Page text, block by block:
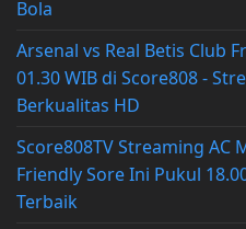
Bola
Arsenal vs Real Betis Club
01.30 WIB di Score808 -
Berkualitas HD
Score808TV Streaming AC
Friendly Sore Ini Pukul
Terbaik